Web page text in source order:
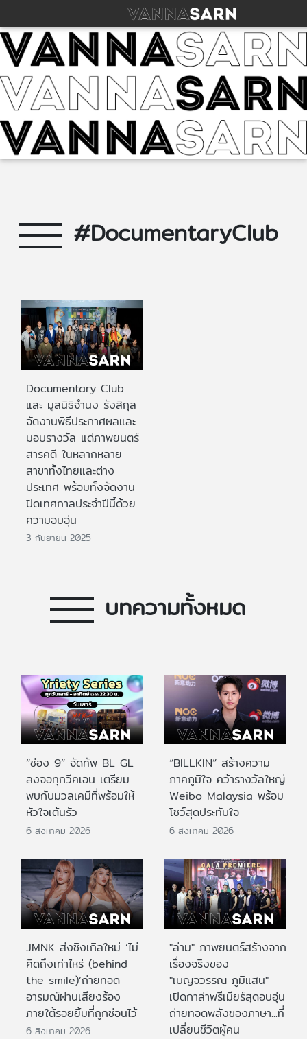
#DocumentaryClub
Documentary Club
และ มูลนิธิจำนง รังสิกุล
จัดงานพิธีประกาศผลและ
มอบรางวัล แด่ภาพยนตร์
สารคดี ในหลากหลาย
สาขาทั้งไทยและต่าง
ประเทศ พร้อมทั้งจัดงาน
ปิดเทศกาลประจำปีนี้ด้วย
ความอบอุ่น
3 กันยายน 2025
บทความทั้งหมด
“ช่อง 9” จัดทัพ BL GL
ลงจอทุกวีคเอน เตรียม
พบกับมวลเคมีที่พร้อมให้
หัวใจเต้นรัว
6 สิงหาคม 2026
“BILLKIN” สร้างความ
ภาคภูมิใจ คว้ารางวัลใหญ่
Weibo Malaysia พร้อม
โชว์สุดประทับใจ
6 สิงหาคม 2026
JMNK ส่งซิงเกิลใหม่ ‘ไม่
คิดถึงเท่าไหร่ (behind
the smile)’ถ่ายทอด
อารมณ์ผ่านเสียงร้อง
ภายใต้รอยยิ้มที่ถูกซ่อนไว้
6 สิงหาคม 2026
"ล่าม" ภาพยนตร์สร้างจาก
เรื่องจริงของ
"เบญจวรรณ ภูมิแสน"
เปิดกาล่าพรีเมียร์สุดอบอุ่น
ถ่ายทอดพลังของภาษา...ที่
เปลี่ยนชีวิตผู้คน